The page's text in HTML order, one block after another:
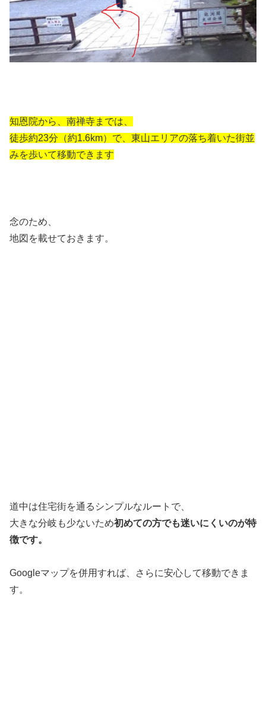
知恩院から、南禅寺までは、
徒歩約23分（約1.6km）で、東山エリアの落ち着いた街並
みを歩いて移動できます
念のため、
地図を載せておきます。
道中は住宅街を通るシンプルなルートで、
大きな分岐も少ないため初めての方でも迷いにくいのが特
徴です。
Googleマップを併用すれば、さらに安心して移動できま
す。